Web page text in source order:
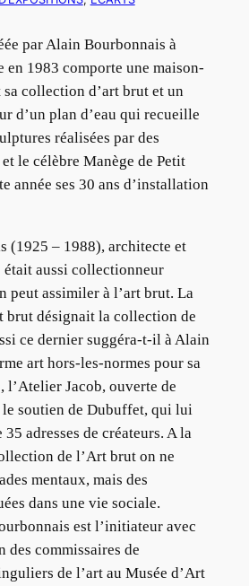
par Alain Bourbonnais à
en 1983 comporte une maison-
collection d’art brut et un
d’un plan d’eau qui recueille
réalisées par des
le célèbre Manège de Petit
année ses 30 ans d’installation
(1925 – 1988), architecte et
aussi collectionneur
peut assimiler à l’art brut. La
brut désignait la collection de
ce dernier suggéra-t-il à Alain
art hors-les-normes pour sa
l’Atelier Jacob, ouverte de
le soutien de Dubuffet, qui lui
adresses de créateurs. A la
de l’Art brut on ne
mentaux, mais des
dans une vie sociale.
est l’initiateur avec
des commissaires de
de l’art au Musée d’Art